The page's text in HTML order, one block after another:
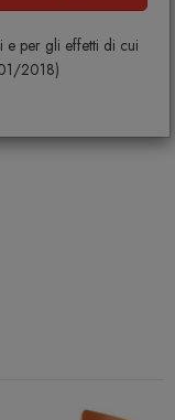
e per gli effetti di cui
2018)